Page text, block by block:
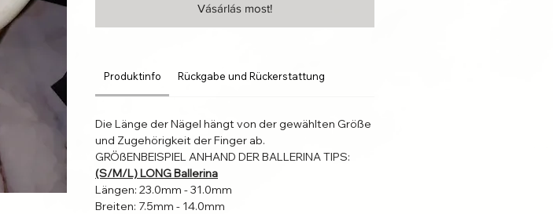
Vásárlás most!
Produktinfo Rückgabe und Rückerstattung
Die Länge der Nägel hängt von der gewählten Größe
und Zugehörigkeit der Finger ab.
GRÖßENBEISPIEL ANHAND DER BALLERINA TIPS:
(S/M/L) LONG Ballerina
Längen: 23.0mm - 31.0mm
Breiten: 7.5mm - 14.0mm